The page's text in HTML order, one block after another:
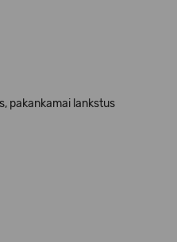
pakankamai lankstus